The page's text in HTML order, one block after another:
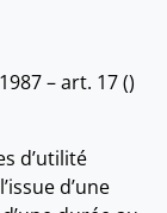
– art. 17 ()
d’utilité
d’une